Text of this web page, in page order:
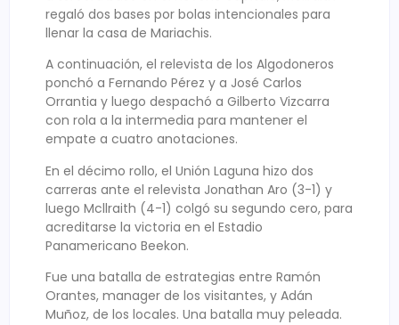
regaló dos bases por bolas intencionales para
llenar la casa de Mariachis.
A continuación, el relevista de los Algodoneros
ponchó a Fernando Pérez y a José Carlos
Orrantia y luego despachó a Gilberto Vizcarra
con rola a la intermedia para mantener el
empate a cuatro anotaciones.
En el décimo rollo, el Unión Laguna hizo dos
carreras ante el relevista Jonathan Aro (3-1) y
luego Mcllraith (4-1) colgó su segundo cero, para
acreditarse la victoria en el Estadio
Panamericano Beekon.
Fue una batalla de estrategias entre Ramón
Orantes, manager de los visitantes, y Adán
Muñoz, de los locales. Una batalla muy peleada.